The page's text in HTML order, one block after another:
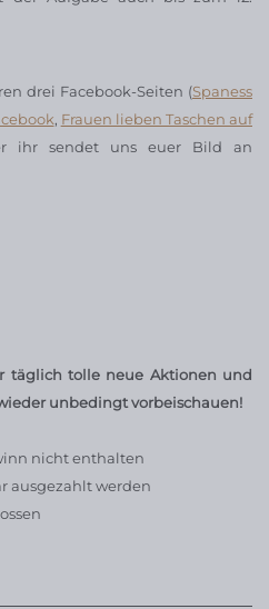
drei Facebook-Seiten (Spaness
, Frauen lieben Taschen auf
ihr sendet uns euer Bild an
täglich tolle neue Aktionen und
unbedingt vorbeischauen!
nicht enthalten
ausgezahlt werden